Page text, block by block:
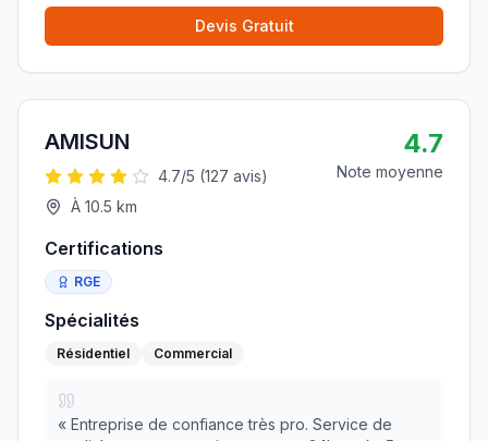
Devis Gratuit
AMISUN
4.7/5 (127 avis)
À 10.5 km
4.7
Note moyenne
Certifications
RGE
Spécialités
Résidentiel Commercial
« Entreprise de confiance très pro. Service de